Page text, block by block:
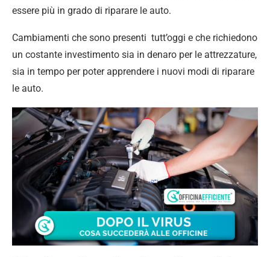
essere più in grado di riparare le auto.
Cambiamenti che sono presenti tutt’oggi e che richiedono
un costante investimento sia in denaro per le attrezzature,
sia in tempo per poter apprendere i nuovi modi di riparare
le auto.